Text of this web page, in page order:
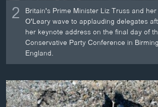
2 Britain's Prime Minister Liz Truss and
O'Leary wave to applauding delegates
her keynote address on the final day of
Conservative Party Conference in
England.